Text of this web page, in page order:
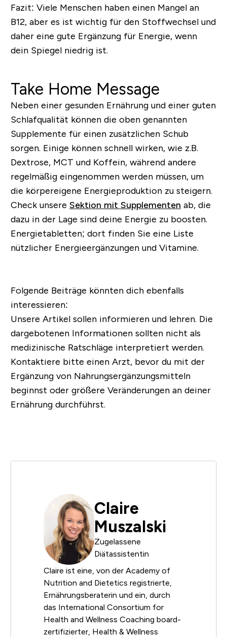
Fazit: Viele Menschen haben einen Mangel an
B12, aber es ist wichtig für den Stoffwechsel und
daher eine gute Ergänzung für Energie, wenn
dein Spiegel niedrig ist.
Take Home Message
Neben einer gesunden Ernährung und einer guten
Schlafqualität können die oben genannten
Supplemente für einen zusätzlichen Schub
sorgen. Einige können schnell wirken, wie z.B.
Dextrose, MCT und Koffein, während andere
regelmäßig eingenommen werden müssen, um
die körpereigene Energieproduktion zu steigern.
Check unsere Sektion mit Supplementen ab, die
dazu in der Lage sind deine Energie zu boosten.
Energietabletten; dort finden Sie eine Liste
nützlicher Energieergänzungen und Vitamine.
Folgende Beiträge könnten dich ebenfalls
interessieren:
Unsere Artikel sollen informieren und lehren. Die
dargebotenen Informationen sollten nicht als
medizinische Ratschläge interpretiert werden.
Kontaktiere bitte einen Arzt, bevor du mit der
Ergänzung von Nahrungsergänzungsmitteln
beginnst oder größere Veränderungen an deiner
Ernährung durchführst.
Claire
Muszalski
Zugelassene
Diätassistentin
Claire ist eine, von der Academy of
Nutrition and Dietetics registrierte,
Ernährungsberaterin und ein, durch
das International Consortium for
Health and Wellness Coaching board-
zertifizierter, Health & Wellness